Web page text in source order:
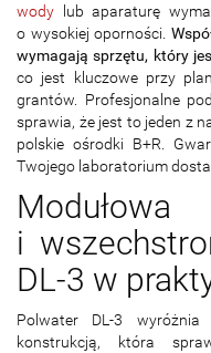
wody lub aparaturę
o wysokiej oporności.
wymagają sprzętu, który
co jest kluczowe przy
grantów. Profesjonalne
sprawia, że jest to jeden z
polskie ośrodki B+R.
Twojego laboratorium
i
DL-3 w
Polwater DL-3
konstrukcją, która